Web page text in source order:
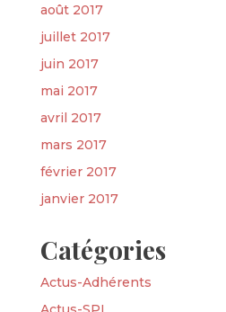
août 2017
juillet 2017
juin 2017
mai 2017
avril 2017
mars 2017
février 2017
janvier 2017
Catégories
Actus-Adhérents